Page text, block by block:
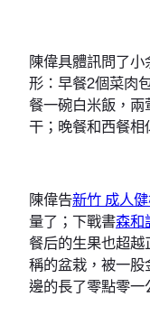
陳偉具體訊問了小
形：早餐2個菜肉
餐一碗白米飯，
干；晚餐和西餐相
陳偉告新竹 成人
量了；下戰書森和
餐后的生果也超
稱的盆栽，被一
邊的長了零點零一